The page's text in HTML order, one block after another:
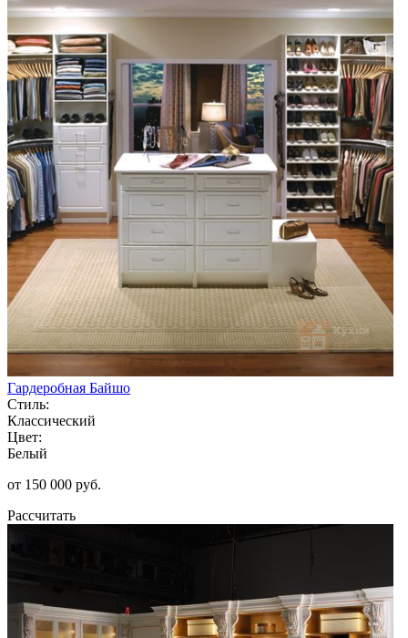
Гардеробная Байшо
Стиль:
Классический
Цвет:
Белый
от 150 000 руб.
Рассчитать